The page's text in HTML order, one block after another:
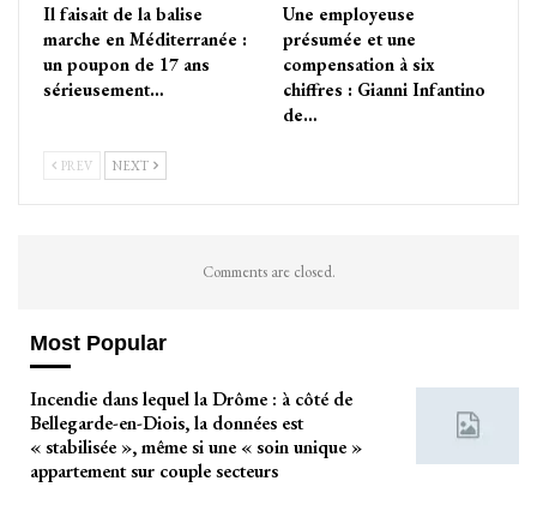
Il faisait de la balise
marche en Méditerranée :
un poupon de 17 ans
sérieusement…
Une employeuse
présumée et une
compensation à six
chiffres : Gianni Infantino
de…
PREV NEXT
Comments are closed.
Most Popular
Incendie dans lequel la Drôme : à côté de
Bellegarde-en-Diois, la données est
« stabilisée », même si une « soin unique »
appartement sur couple secteurs